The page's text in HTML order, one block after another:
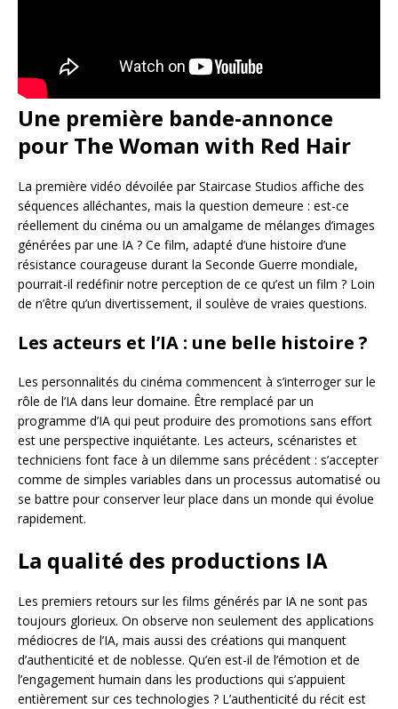
Une première bande-annonce
pour The Woman with Red Hair
La première vidéo dévoilée par Staircase Studios affiche des
séquences alléchantes, mais la question demeure : est-ce
réellement du cinéma ou un amalgame de mélanges d’images
générées par une IA ? Ce film, adapté d’une histoire d’une
résistance courageuse durant la Seconde Guerre mondiale,
pourrait-il redéfinir notre perception de ce qu’est un film ? Loin
de n’être qu’un divertissement, il soulève de vraies questions.
Les acteurs et l’IA : une belle histoire ?
Les personnalités du cinéma commencent à s’interroger sur le
rôle de l’IA dans leur domaine. Être remplacé par un
programme d’IA qui peut produire des promotions sans effort
est une perspective inquiétante. Les acteurs, scénaristes et
techniciens font face à un dilemme sans précédent : s’accepter
comme de simples variables dans un processus automatisé ou
se battre pour conserver leur place dans un monde qui évolue
rapidement.
La qualité des productions IA
Les premiers retours sur les films générés par IA ne sont pas
toujours glorieux. On observe non seulement des applications
médiocres de l’IA, mais aussi des créations qui manquent
d’authenticité et de noblesse. Qu’en est-il de l’émotion et de
l’engagement humain dans les productions qui s’appuient
entièrement sur ces technologies ? L’authenticité du récit est